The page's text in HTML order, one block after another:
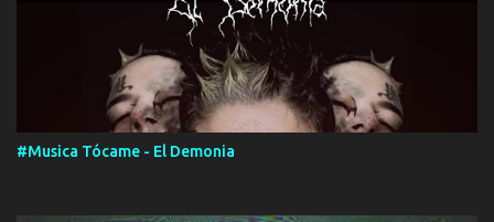
#Musica Tócame - El Demonia